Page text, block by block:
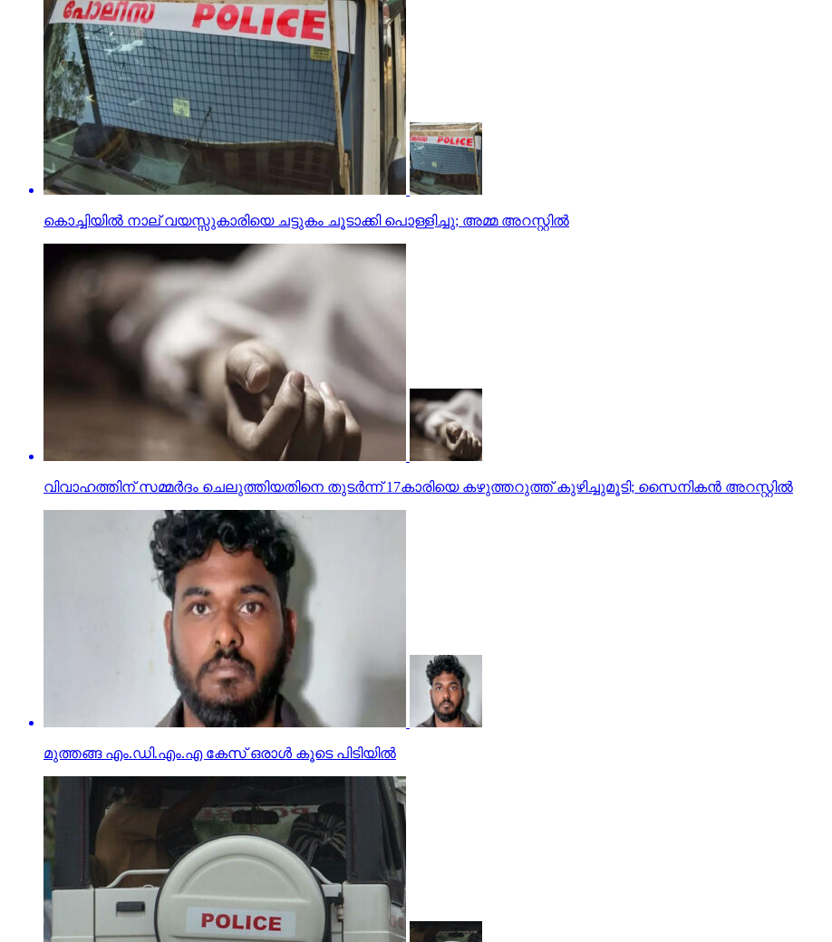
കൊച്ചിയില്‍ നാല് വയസ്സുകാരിയെ ചട്ടുകം ചൂടാക്കി പൊള്ളിച്ചു; അമ്മ അറസ്റ്റില്‍
വിവാഹത്തിന് സമ്മര്‍ദം ചെലുത്തിയതിനെ തുടര്‍ന്ന് 17കാരിയെ കഴുത്തറുത്ത് കുഴിച്ചുമൂടി; സൈനികന്‍ അറസ്റ്റില്‍
മുത്തങ്ങ എം.ഡി.എം.എ കേസ് ഒരാള്‍ കൂടെ പിടിയില്‍